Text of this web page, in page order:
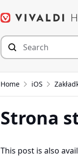
Home iOS
Strona
This post is also